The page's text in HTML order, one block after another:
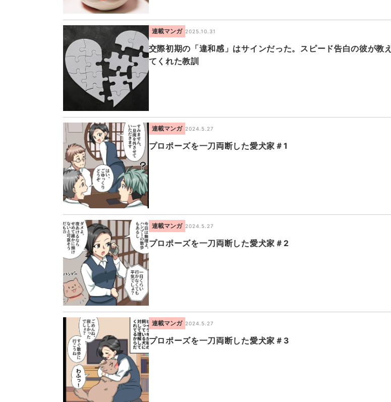
連載マンガ 2025.10.31
交際初期の「違和感」はサインだった。スピード告白の彼が教え
てくれた教訓
連載マンガ 2024.5.27
プロポーズを一刀両断した愛犬家＃1
連載マンガ 2024.5.27
プロポーズを一刀両断した愛犬家＃2
連載マンガ 2024.5.27
プロポーズを一刀両断した愛犬家＃3